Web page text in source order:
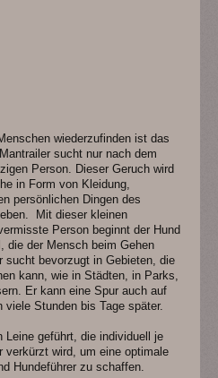
wiederzufinden ist das
sucht nur nach dem
Person. Dieser Geruch wird
in Form von Kleidung,
persönlichen Dingen des
Mit dieser kleinen
Person beginnt der Hund
die der Mensch beim Gehen
sucht bevorzugt in Gebieten, die
kann, wie in Städten, in Parks,
Er kann eine Spur auch auf
Stunden bis Tage später.
Leine geführt, die individuell je
verkürzt wird, um eine optimale
Hundeführer zu schaffen.